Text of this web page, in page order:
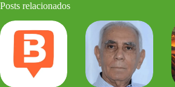
Posts relacionados